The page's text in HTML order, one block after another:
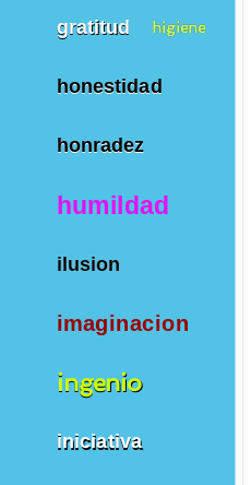
gratitud higiene
honestidad
honradez
humildad
ilusion
imaginacion
ingenio
iniciativa